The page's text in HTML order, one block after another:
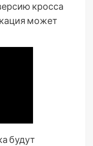
кросса
может
будут